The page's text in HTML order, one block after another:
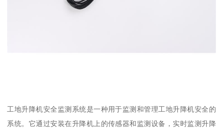
工地升降机安全监测系统是一种用于监测和管理工地升降机安全的
系统。它通过安装在升降机上的传感器和监测设备，实时监测升降